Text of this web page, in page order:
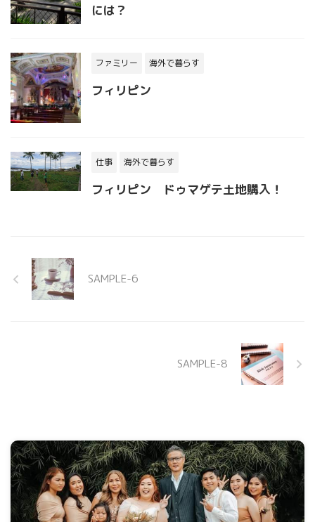
には？
ファミリー 海外で暮らす
フィリピン
仕事 海外で暮らす
フィリピン ドゥマゲテ土地購入！
SAMPLE-6
SAMPLE-8